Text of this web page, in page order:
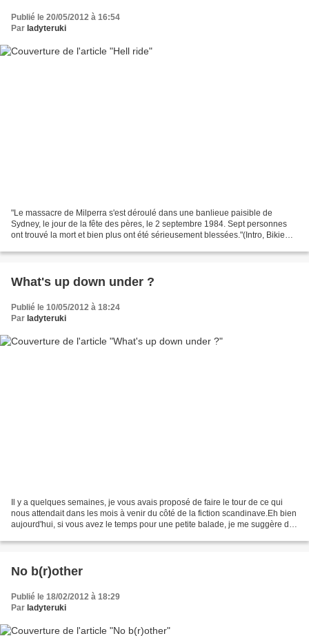
Publié le 20/05/2012 à 16:54
Par ladyteruki
"Le massacre de Milperra s'est déroulé dans une banlieue paisible de
Sydney, le jour de la fête des pères, le 2 septembre 1984. Sept personnes
ont trouvé la mort et bien plus ont été sérieusement blessées."(Intro, Bikie
What's up down under ?
Publié le 10/05/2012 à 18:24
Par ladyteruki
Il y a quelques semaines, je vous avais proposé de faire le tour de ce qui
nous attendait dans les mois à venir du côté de la fiction scandinave.Eh bien
aujourd'hui, si vous avez le temps pour une petite balade, je me suggère de
No b(r)other
Publié le 18/02/2012 à 18:29
Par ladyteruki